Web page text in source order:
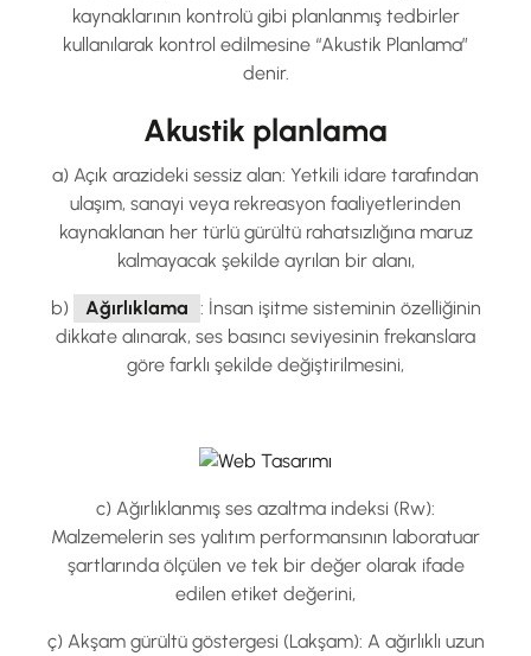
kaynaklarının kontrolü gibi planlanmış tedbirler
kullanılarak kontrol edilmesine “Akustik Planlama”
denir.
Akustik planlama
a) Açık arazideki sessiz alan: Yetkili idare tarafından
ulaşım, sanayi veya rekreasyon faaliyetlerinden
kaynaklanan her türlü gürültü rahatsızlığına maruz
kalmayacak şekilde ayrılan bir alanı,
b) Ağırlıklama : İnsan işitme sisteminin özelliğinin
dikkate alınarak, ses basıncı seviyesinin frekanslara
göre farklı şekilde değiştirilmesini,
c) Ağırlıklanmış ses azaltma indeksi (Rw):
Malzemelerin ses yalıtım performansının laboratuar
şartlarında ölçülen ve tek bir değer olarak ifade
edilen etiket değerini,
ç) Akşam gürültü göstergesi (Lakşam): A ağırlıklı uzun